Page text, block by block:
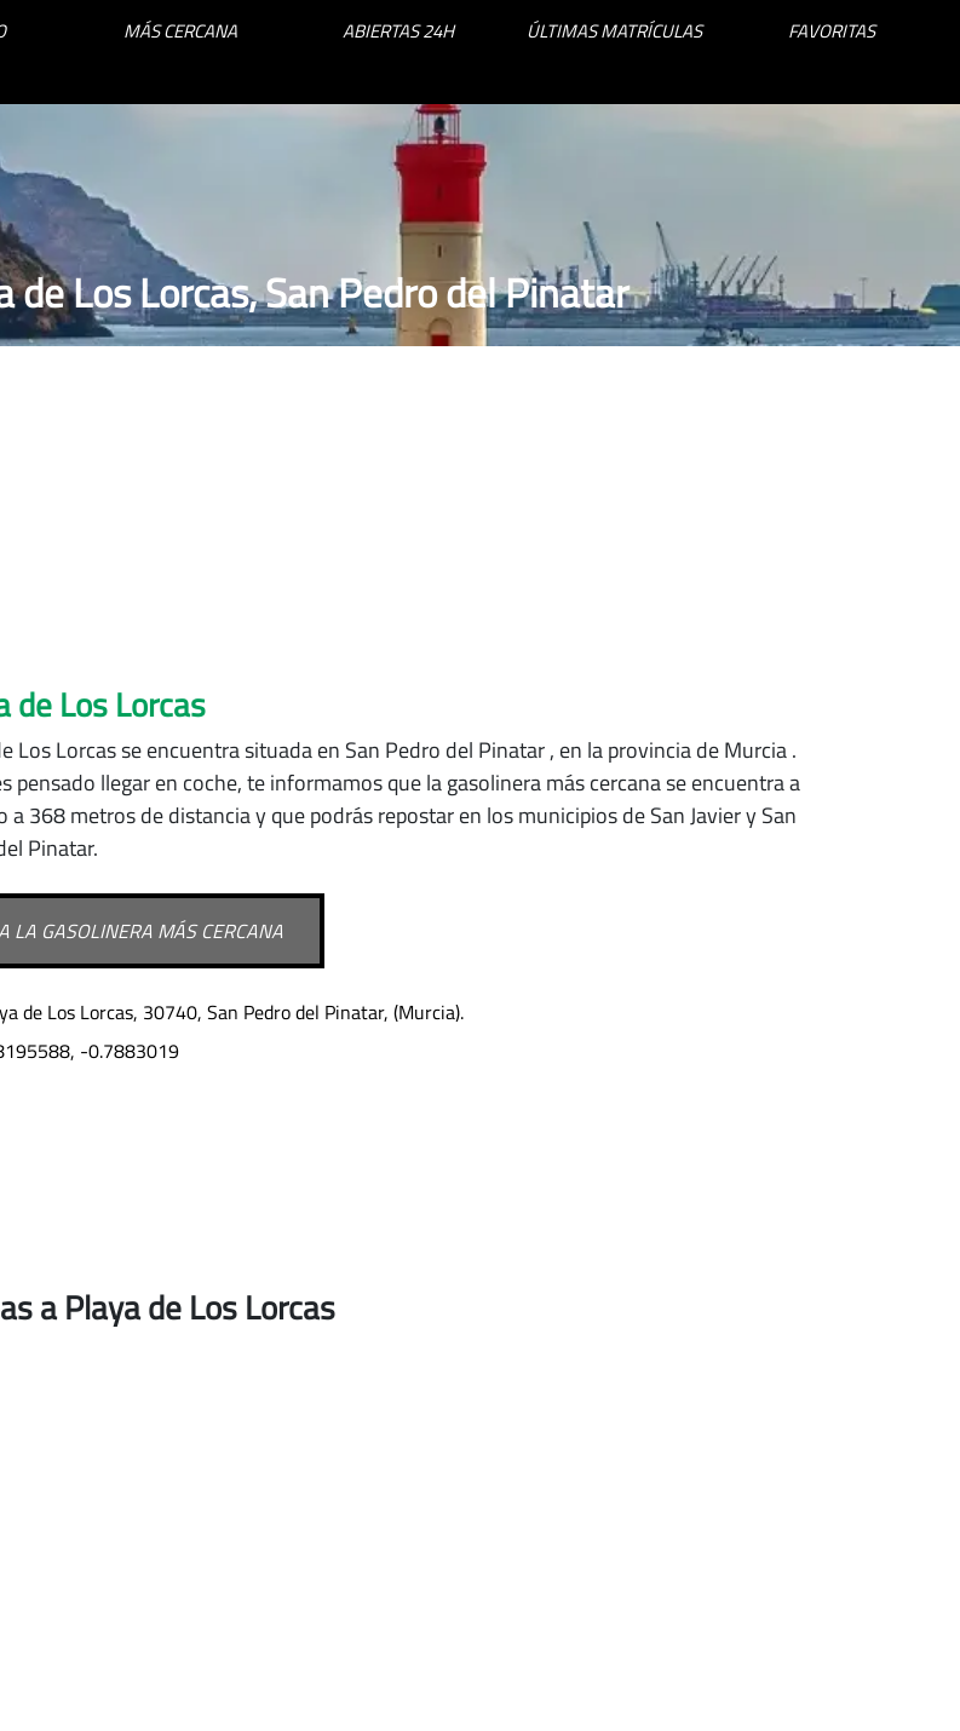
MÁS CERCANA ABIERTAS 24H ÚLTIMAS MATRÍCULAS FAVORITAS
de Los Lorcas, San Pedro del Pinatar
de Los Lorcas
Los Lorcas se encuentra situadaen San Pedro del Pinatar, en la provincia de Murcia.
pensado llegar en coche, te informamos que la gasolinera más cercana se encuentra a
a 368 metros de distancia y que podrás repostar en los municipios de San Javier y San
Pinatar.
LA GASOLINERA MÁS CERCANA
de Los Lorcas, 30740, San Pedro del Pinatar, (Murcia).
-0.7883019
a Playa de Los Lorcas